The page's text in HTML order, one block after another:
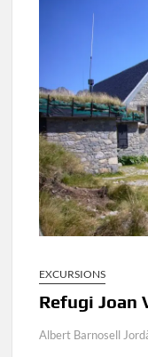
EXCURSIONS
Refugi Joan
Albert Barnosell